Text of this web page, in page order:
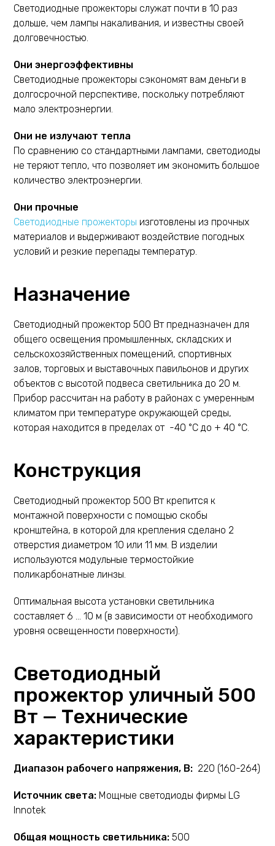
Светодиодные прожекторы служат почти в 10 раз
дольше, чем лампы накаливания, и известны своей
долговечностью.
Они энергоэффективны
Светодиодные прожекторы сэкономят вам деньги в
долгосрочной перспективе, поскольку потребляют
мало электроэнергии.
Они не излучают тепла
По сравнению со стандартными лампами, светодиоды
не теряют тепло, что позволяет им экономить большое
количество электроэнергии.
Они прочные
Светодиодные прожекторы изготовлены из прочных
материалов и выдерживают воздействие погодных
условий и резкие перепады температур.
Назначение
Светодиодный прожектор 500 Вт предназначен для
общего освещения промышленных, складских и
сельскохозяйственных помещений, спортивных
залов, торговых и выставочных павильонов и других
объектов с высотой подвеса светильника до 20 м.
Прибор рассчитан на работу в районах с умеренным
климатом при температуре окружающей среды,
которая находится в пределах от -40 °С до + 40 °С.
Конструкция
Светодиодный прожектор 500 Вт крепится к
монтажной поверхности с помощью скобы
кронштейна, в которой для крепления сделано 2
отверстия диаметром 10 или 11 мм. В изделии
используются модульные термостойкие
поликарбонатные линзы.
Оптимальная высота установки светильника
составляет 6 … 10 м (в зависимости от необходимого
уровня освещенности поверхности).
Светодиодный
прожектор уличный 500
Вт — Технические
характеристики
Диапазон рабочего напряжения, В: 220 (160-264)
Источник света: Мощные светодиоды фирмы LG
Innotek
Общая мощность светильника:500